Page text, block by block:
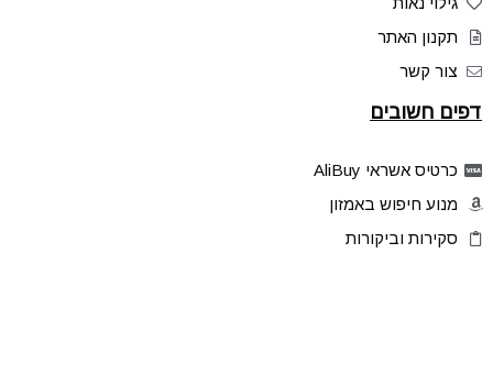
תקנון האתר
צור קשר
דפים חשובים
כרטיס אשראי AliBuy
מנוע חיפוש באמזון
סקירות וביקורות